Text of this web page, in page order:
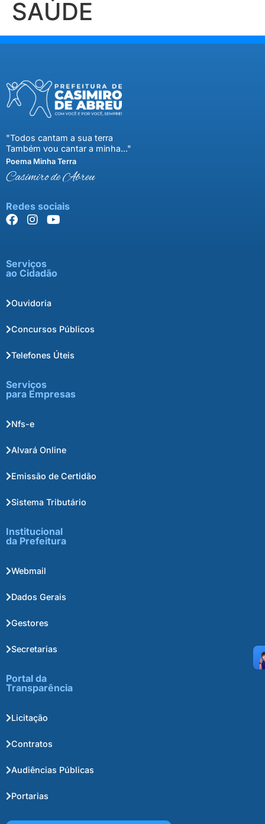
SAÚDE
"Todos cantam a sua terra
Também vou cantar a minha..."
Poema Minha Terra
Casimiro de Abreu
Redes sociais
Serviços
ao Cidadão
Ouvidoria
Concursos Públicos
Telefones Úteis
Serviços
para Empresas
Nfs-e
Alvará Online
Emissão de Certidão
Sistema Tributário
Institucional
da Prefeitura
Webmail
Dados Gerais
Gestores
Secretarias
Portal da
Transparência
Licitação
Contratos
Audiências Públicas
Portarias